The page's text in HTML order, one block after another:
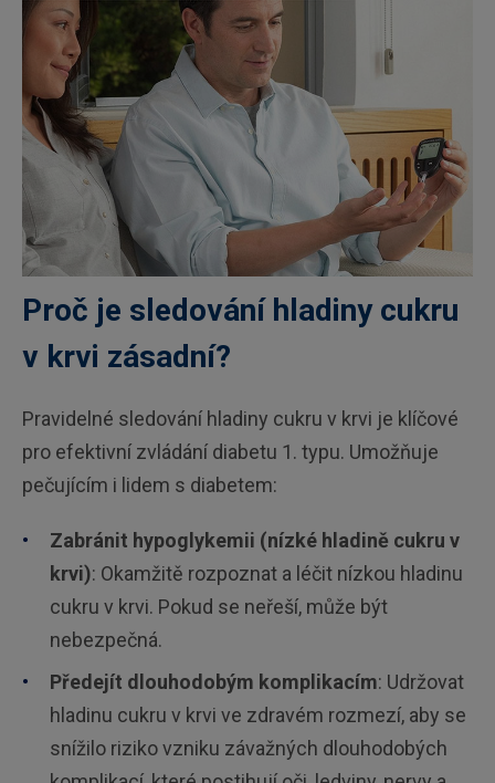
Proč je sledování hladiny cukru
v krvi zásadní?
Pravidelné sledování hladiny cukru v krvi je klíčové
pro efektivní zvládání diabetu 1. typu. Umožňuje
pečujícím i lidem s diabetem:
Zabránit hypoglykemii (nízké hladině cukru v
krvi): Okamžitě rozpoznat a léčit nízkou hladinu
cukru v krvi. Pokud se neřeší, může být
nebezpečná.
Předejít dlouhodobým komplikacím: Udržovat
hladinu cukru v krvi ve zdravém rozmezí, aby se
snížilo riziko vzniku závažných dlouhodobých